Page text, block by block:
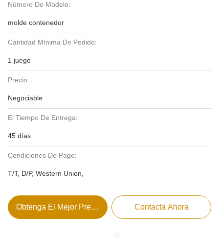
Número De Modelo:
molde contenedor
Cantidad Mínima De Pedido:
1 juego
Precio:
Negociable
El Tiempo De Entrega:
45 días
Condiciones De Pago:
T/T, D/P, Western Union,
Obtenga El Mejor Precio Contacta Ahora